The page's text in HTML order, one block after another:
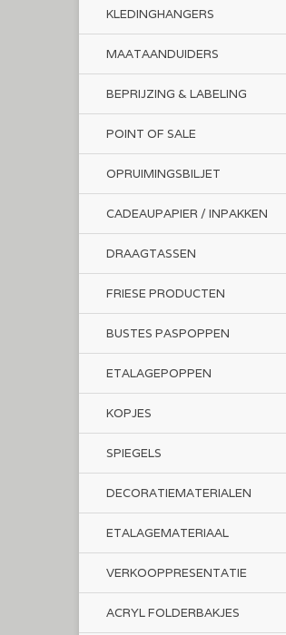
KLEDINGHANGERS
MAATAANDUIDERS
BEPRIJZING & LABELING
POINT OF SALE
OPRUIMINGSBILJET
CADEAUPAPIER / INPAKKEN
DRAAGTASSEN
FRIESE PRODUCTEN
BUSTES PASPOPPEN
ETALAGEPOPPEN
KOPJES
SPIEGELS
DECORATIEMATERIALEN
ETALAGEMATERIAAL
VERKOOPPRESENTATIE
ACRYL FOLDERBAKJES